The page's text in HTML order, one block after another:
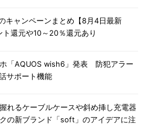
キャンペーンまとめ【8月4日最新
還元や10～20％還元あり
「AQUOS wish6」発表 防犯アラー
サポート機能
れるケーブルケースや斜め挿し充電器
の新ブランド「soft」のアイデアに注